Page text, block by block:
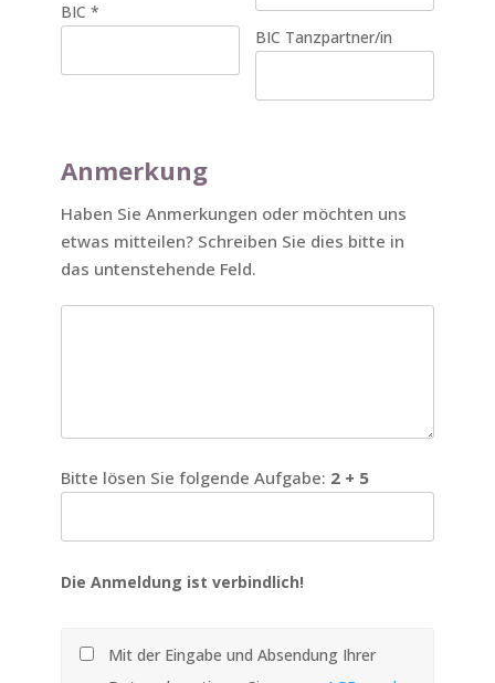
BIC *
BIC Tanzpartner/in
Anmerkung
Haben Sie Anmerkungen oder möchten uns
etwas mitteilen? Schreiben Sie dies bitte in
das untenstehende Feld.
Bitte lösen Sie folgende Aufgabe: 2 + 5
Die Anmeldung ist verbindlich!
Mit der Eingabe und Absendung Ihrer